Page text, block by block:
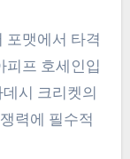
포맷에서 타격
피프 호세인입
시 크리켓의
력에 필수적